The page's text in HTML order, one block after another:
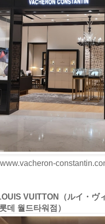
www.vacheron-
VUITTON（ルイ・ヴ
데 월드타워점）